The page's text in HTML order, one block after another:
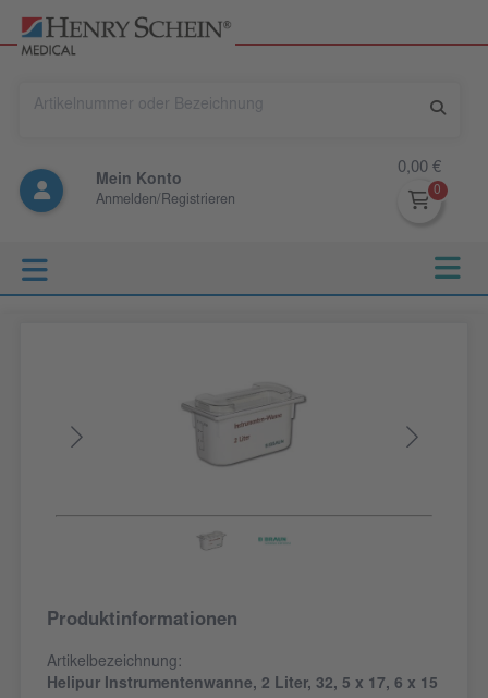
Mein Konto
Anmelden/Registrieren
0,00 €
Produktinformationen
Artikelbezeichnung:
Helipur Instrumentenwanne, 2 Liter, 32, 5 x 17, 6 x 15